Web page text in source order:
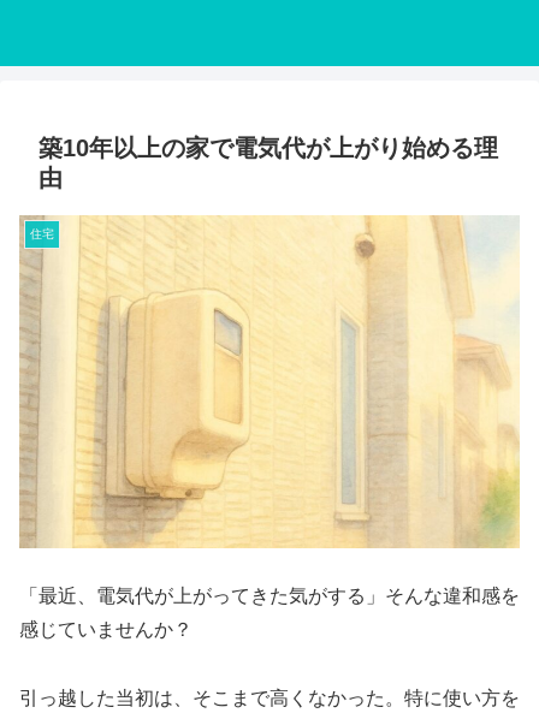
築10年以上の家で電気代が上がり始める理
由
住宅
「最近、電気代が上がってきた気がする」そんな違和感を
感じていませんか？
引っ越した当初は、そこまで高くなかった。特に使い方を